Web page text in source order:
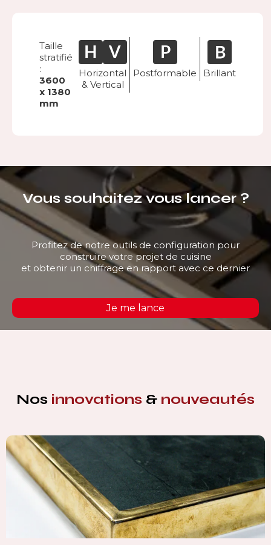
Taille
stratifié
:
3600
x 1380
mm
Horizontal
& Vertical
Postformable Brillant
Vous souhaitez vous lancer ?
Profitez de notre outils de configuration pour
construire votre projet de cuisine
et obtenir un chiffrage en rapport avec ce dernier
Je me lance
Nos innovations & nouveautés